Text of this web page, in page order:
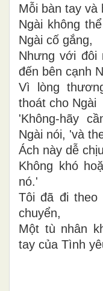
Mỗi bàn tay và
Ngài không
Ngài cố gắng,
Nhưng với đôi
đến bên cạnh
Vì lòng
thoát cho Ngài
'Không-hãy
Ngài nói, 'và
Ách này dễ
Không khó
nó.'
Tôi đã đi theo
chuyển,
Một tù nhân
tay của Tình